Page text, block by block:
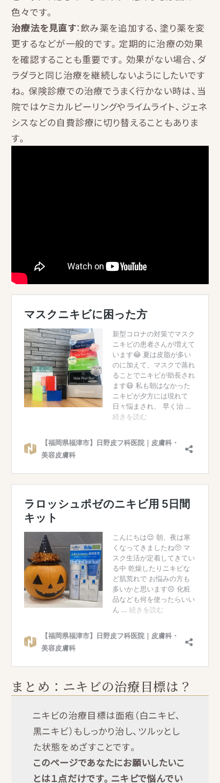
色々です。
治療法を見直す：飲み薬を追加する、塗り薬を変
更するなどが一般的です。定期的に治療の効果
を確認することも重要です。効果がない場合、ダ
ラダラと同じ治療を継続しないようにしたいです
ね。保険診療での治療でうまく行かない時は、当
院ではケミカルピーリングやライムライト、ジェネ
シスなどの自費診療に切り替えることもありま
す。
まとめ：ニキビの治療目標は？
ニキビの治療目標は面疱（白ニキビ、
黒ニキビ）もしっかり治し、ツルッとし
た状態をめざすことです。
このページであなたにお願いしたいこ
とは１点だけです。ニキビで悩んでい